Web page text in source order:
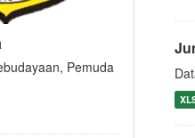
Pemuda